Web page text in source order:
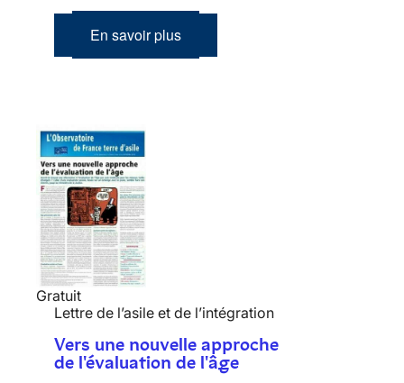
En savoir plus
Gratuit
Lettre de l’asile et de l’intégration
Vers une nouvelle approche
de l'évaluation de l'âge